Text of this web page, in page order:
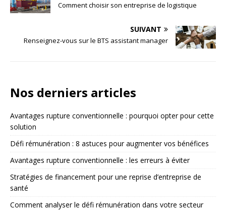
Comment choisir son entreprise de logistique
SUIVANT
Renseignez-vous sur le BTS assistant manager
Nos derniers articles
Avantages rupture conventionnelle : pourquoi opter pour cette
solution
Défi rémunération : 8 astuces pour augmenter vos bénéfices
Avantages rupture conventionnelle : les erreurs à éviter
Stratégies de financement pour une reprise d’entreprise de
santé
Comment analyser le défi rémunération dans votre secteur